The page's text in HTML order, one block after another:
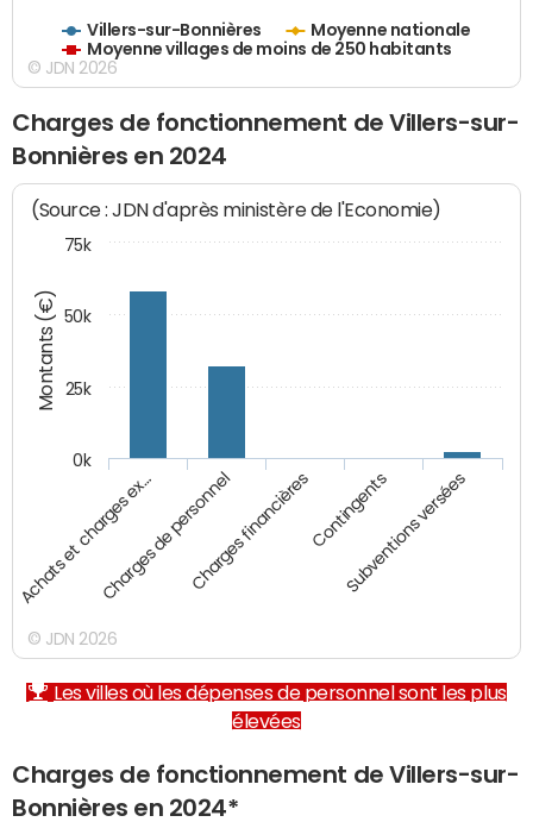
Villers-sur-Bonnières
Moyenne nationale
Moyenne villages de moins de 250 habitants
© JDN 2026
Charges de fonctionnement de Villers-sur-
Bonnières en 2024
Montants (€)
(Source : JDN d'après ministère de l'Economie)
Achats et charges ex…Charges de personnelCharges financièresContingents
Subventions versées
0k
50k
25k
75k
© JDN 2026
Les villes où les dépenses de personnel sont les plus
élevées
Charges de fonctionnement de Villers-sur-
Bonnières en 2024*